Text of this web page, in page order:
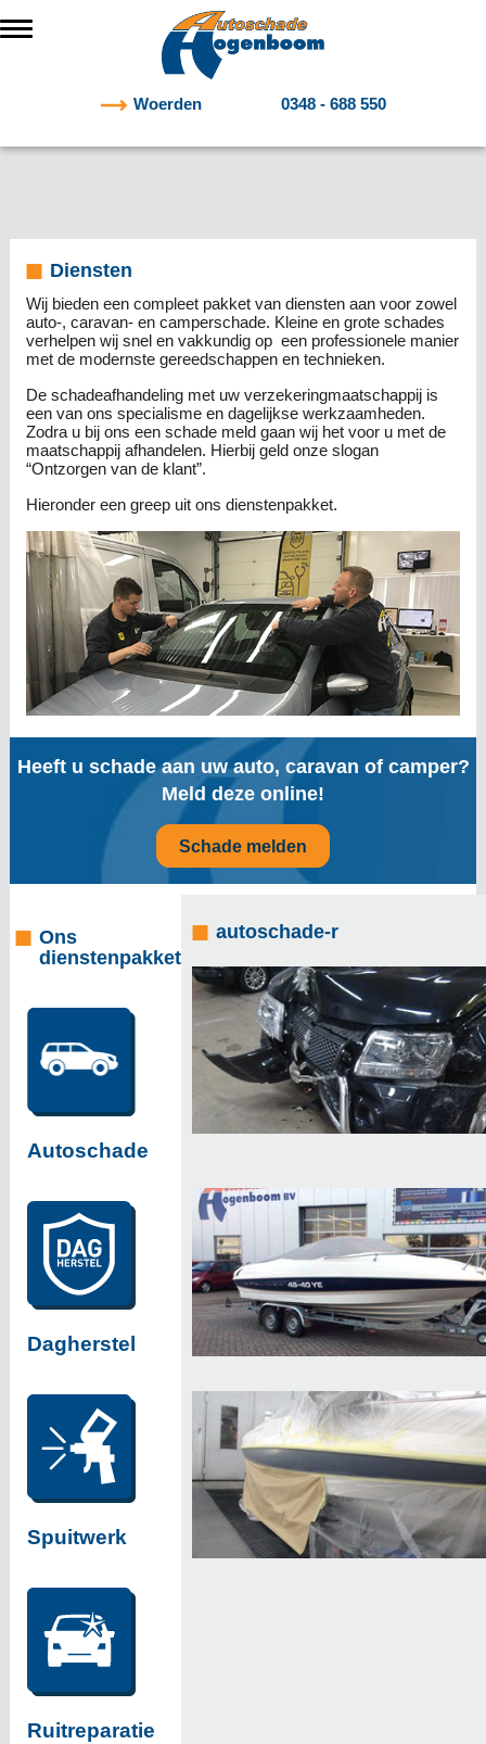
Woerden 0348 - 688 550
Diensten
Wij bieden een compleet pakket van diensten aan voor zowel
auto-, caravan- en camperschade. Kleine en grote schades
verhelpen wij snel en vakkundig op een professionele manier
met de modernste gereedschappen en technieken.
De schadeafhandeling met uw verzekeringmaatschappij is
een van ons specialisme en dagelijkse werkzaamheden.
Zodra u bij ons een schade meld gaan wij het voor u met de
maatschappij afhandelen. Hierbij geld onze slogan
“Ontzorgen van de klant”.
Hieronder een greep uit ons dienstenpakket.
Heeft u schade aan uw auto, caravan of camper?
Meld deze online!
Schade melden
Ons
dienstenpakket
Autoschade
Dagherstel
Spuitwerk
Ruitreparatie
autoschade-r